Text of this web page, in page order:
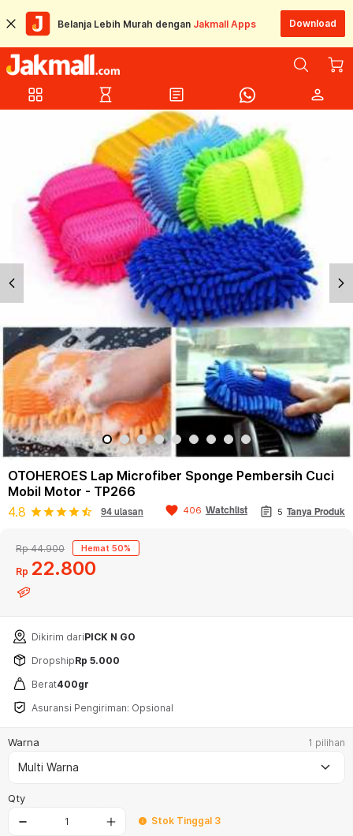
Belanja Lebih Murah dengan Jakmall Apps Download
grid_view hourglass_empty article person
OTOHEROES Lap Microfiber Sponge Pembersih Cuci
Mobil Motor - TP266
4.8 starstarstarstarstar_half 94 ulasan favorite 406 Watchlist assignment 5 Tanya Produk
Rp 44.900 Hemat 50%
Rp 22 800
Dikirim dariPICK N GO
DropshipRp 5.000
Berat400gr
Asuransi Pengiriman: Opsional
Warna 1 pilihan
Multi Warna keyboard_arrow_down
Qty
info Stok Tinggal 3